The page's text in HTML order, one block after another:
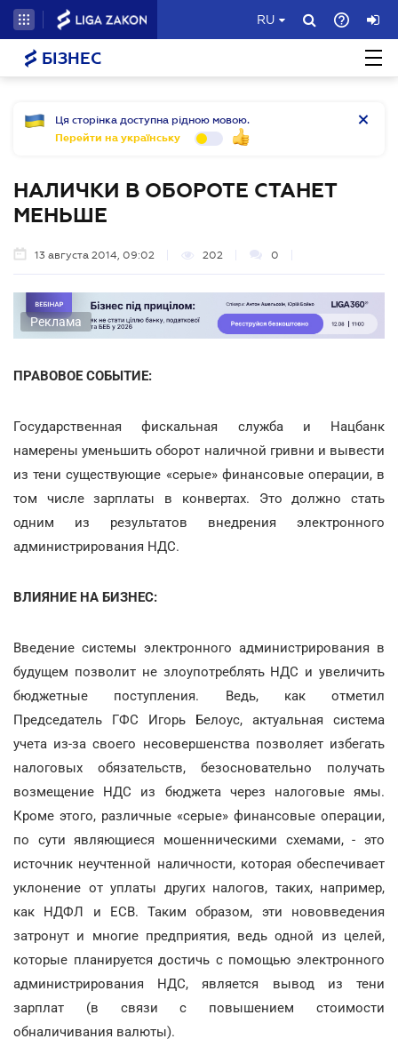
RU
БІЗНЕС
Ця сторінка доступна рідною мовою.
Перейти на українську
НАЛИЧКИ В ОБОРОТЕ СТАНЕТ
МЕНЬШЕ
13 августа 2014, 09:02 202 0
Реклама
ПРАВОВОЕ СОБЫТИЕ:
Государственная фискальная служба и Нацбанк
намерены уменьшить оборот наличной гривни и вывести
из тени существующие «серые» финансовые операции, в
том числе зарплаты в конвертах. Это должно стать
одним из результатов внедрения электронного
администрирования НДС.
ВЛИЯНИЕ НА БИЗНЕС:
Введение системы электронного администрирования в
будущем позволит не злоупотреблять НДС и увеличить
бюджетные поступления. Ведь, как отметил
Председатель ГФС Игорь Белоус, актуальная система
учета из-за своего несовершенства позволяет избегать
налоговых обязательств, безосновательно получать
возмещение НДС из бюджета через налоговые ямы.
Кроме этого, различные «серые» финансовые операции,
по сути являющиеся мошенническими схемами, - это
источник неучтенной наличности, которая обеспечивает
уклонение от уплаты других налогов, таких, например,
как НДФЛ и ЕСВ. Таким образом, эти нововведения
затронут и многие предприятия, ведь одной из целей,
которые планируется достичь с помощью электронного
администрирования НДС, является вывод из тени
зарплат (в связи с повышением стоимости
обналичивания валюты).